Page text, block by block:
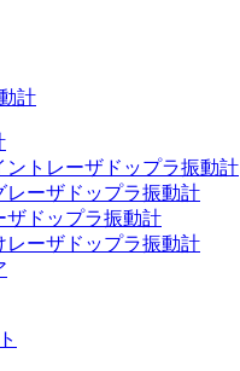
計
ントレーザドップラ振動計
レーザドップラ振動計
ザドップラ振動計
レーザドップラ振動計